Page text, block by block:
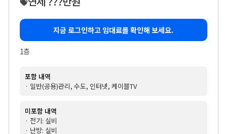
지금 로그인하고 임대료를 확인해 보세요.
1층
포함 내역
· 일반(공용)관리, 수도, 인터넷, 케이블TV
미포함 내역
· 전기: 실비
· 난방: 실비